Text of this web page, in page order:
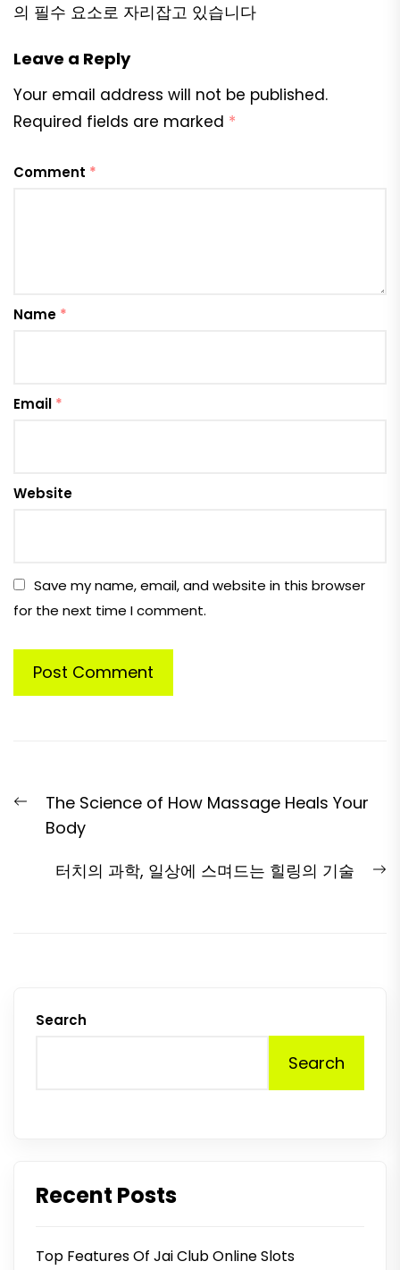
의 필수 요소로 자리잡고 있습니다
Leave a Reply
Your email address will not be published.
Required fields are marked *
Comment *
Name *
Email *
Website
Save my name, email, and website in this browser
for the next time I comment.
navigation
Previous
post:
The Science of How Massage Heals Your
Body
터치의 과학, 일상에 스며드는 힐링의 기술
Search
Search
Recent Posts
Top Features Of Jai Club Online Slots